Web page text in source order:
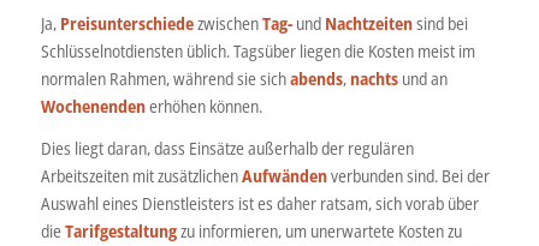
Ja, PreisunterschiedezwischenTag-und Nachtzeitensind bei
Schlüsselnotdiensten üblich. Tagsüber liegen die Kosten meist im
normalen Rahmen, während sie sichabends, nachtsund an
Wochenendenerhöhen können.
Dies liegt daran, dass Einsätze außerhalb der regulären
Arbeitszeiten mit zusätzlichenAufwändenverbunden sind. Bei der
Auswahl eines Dienstleisters ist es daher ratsam, sich vorab über
dieTarifgestaltungzu informieren, um unerwartete Kosten zu